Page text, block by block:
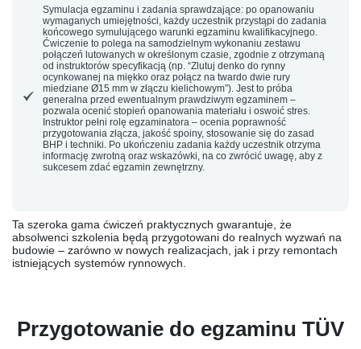
Symulacja egzaminu i zadania sprawdzające: po opanowaniu
wymaganych umiejętności, każdy uczestnik przystąpi do zadania
końcowego symulującego warunki egzaminu kwalifikacyjnego.
Ćwiczenie to polega na samodzielnym wykonaniu zestawu
połączeń lutowanych w określonym czasie, zgodnie z otrzymaną
od instruktorów specyfikacją (np. “Zlutuj denko do rynny
ocynkowanej na miękko oraz połącz na twardo dwie rury
miedziane Ø15 mm w złączu kielichowym”). Jest to próba
generalna przed ewentualnym prawdziwym egzaminem –
pozwala ocenić stopień opanowania materiału i oswoić stres.
Instruktor pełni rolę egzaminatora – ocenia poprawność
przygotowania złącza, jakość spoiny, stosowanie się do zasad
BHP i techniki. Po ukończeniu zadania każdy uczestnik otrzyma
informację zwrotną oraz wskazówki, na co zwrócić uwagę, aby z
sukcesem zdać egzamin zewnętrzny.
Ta szeroka gama ćwiczeń praktycznych gwarantuje, że
absolwenci szkolenia będą przygotowani do realnych wyzwań na
budowie – zarówno w nowych realizacjach, jak i przy remontach
istniejących systemów rynnowych.
Przygotowanie do egzaminu TÜV